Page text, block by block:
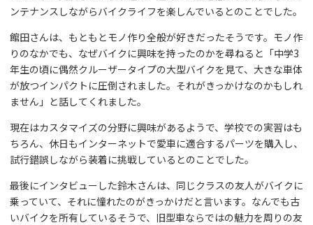
ンテナンスしながらバイクライフを楽しんでいるとのことでした。
館田さんは、もともとモノ作り全般が好きだったそうです。モノ作
りのなかでも、なぜバイクに興味を持ったのかを尋ねると「中学3
年生の頃に偶然クルーザータイプの大型バイクを見て、大きな車体
が放つインパクトに圧倒されました。それがきっかけなのかもしれ
ません」と話してくれました。
現在はカスタマイズの分野に興味があるようで、学校での実習はも
ちろん、休日もインターネットで愛車に適合するパーツを購入し、
試行錯誤しながら装着に挑戦しているとのことでした。
最後にインタビューした鈴木さんは、同じクラスの友人がバイクに
乗っていて、それに憧れたのがきっかけだと言います。なんでも古
いバイクを所有しているそうで、旧型車ならではの魅力を周りの友